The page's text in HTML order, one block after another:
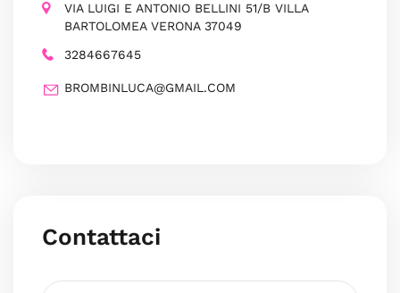
VIA LUIGI E ANTONIO BELLINI 51/B VILLA
BARTOLOMEA VERONA 37049
3284667645
BROMBINLUCA@GMAIL.COM
Contattaci